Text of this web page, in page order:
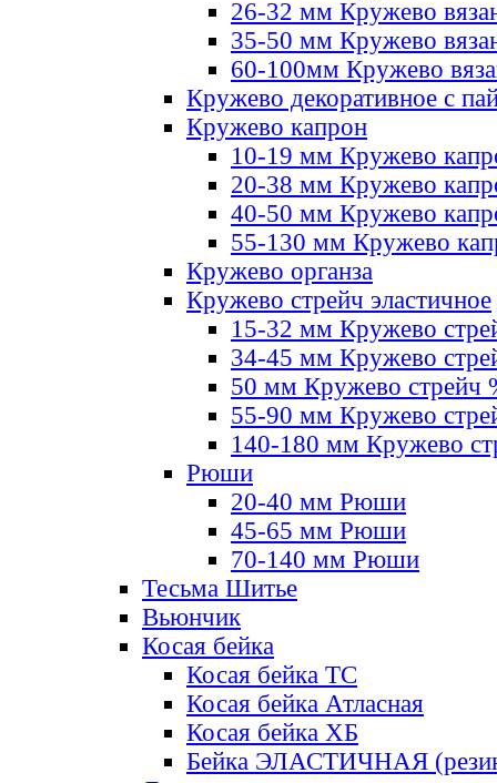
26-32 мм Кружево
35-50 мм Кружево
60-100мм Кружево
Кружево декоративное с
Кружево капрон
10-19 мм Кружево
20-38 мм Кружево
40-50 мм Кружево
55-130 мм Кружево
Кружево органза
Кружево стрейч эластичное
15-32 мм Кружево
34-45 мм Кружево
50 мм Кружево стрейч
55-90 мм Кружево
140-180 мм Кружево
Рюши
20-40 мм Рюши
45-65 мм Рюши
70-140 мм Рюши
Тесьма Шитье
Вьюнчик
Косая бейка
Косая бейка ТС
Косая бейка Атласная
Косая бейка ХБ
Бейка ЭЛАСТИЧНАЯ